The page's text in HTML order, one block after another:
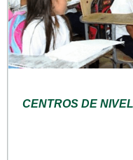
CENTROS DE